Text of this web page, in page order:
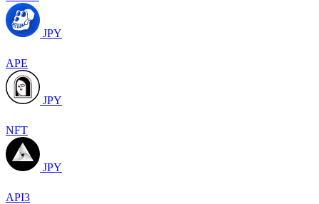
JPY
APE
JPY
NFT
JPY
API3